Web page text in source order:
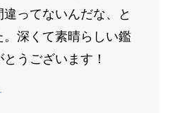
ってないんだな、と
深くて素晴らしい鑑
うございます！